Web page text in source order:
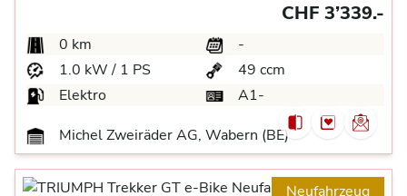
CHF 3’339.-
0 km
-
1.0 kW / 1 PS
49 ccm
Elektro
A1-
Michel Zweiräder AG, Wabern (BE)
Neufahrzeug